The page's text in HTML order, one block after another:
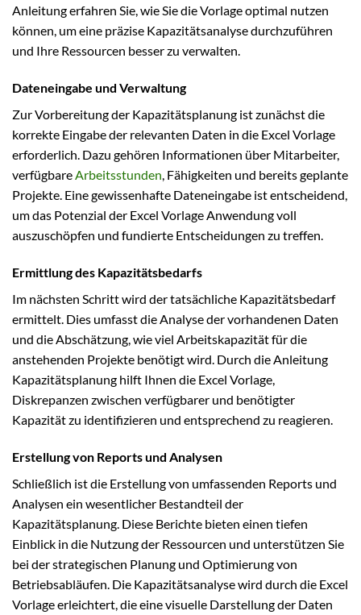
Anleitung erfahren Sie, wie Sie die Vorlage optimal nutzen
können, um eine präzise Kapazitätsanalyse durchzuführen
und Ihre Ressourcen besser zu verwalten.
Dateneingabe und Verwaltung
Zur Vorbereitung der Kapazitätsplanung ist zunächst die
korrekte Eingabe der relevanten Daten in die Excel Vorlage
erforderlich. Dazu gehören Informationen über Mitarbeiter,
verfügbareArbeitsstunden, Fähigkeiten und bereits geplante
Projekte. Eine gewissenhafte Dateneingabe ist entscheidend,
um das Potenzial der Excel Vorlage Anwendung voll
auszuschöpfen und fundierte Entscheidungen zu treffen.
Ermittlung des Kapazitätsbedarfs
Im nächsten Schritt wird der tatsächliche Kapazitätsbedarf
ermittelt. Dies umfasst die Analyse der vorhandenen Daten
und die Abschätzung, wie viel Arbeitskapazität für die
anstehenden Projekte benötigt wird. Durch die Anleitung
Kapazitätsplanung hilft Ihnen die Excel Vorlage,
Diskrepanzen zwischen verfügbarer und benötigter
Kapazität zu identifizieren und entsprechend zu reagieren.
Erstellung von Reports und Analysen
Schließlich ist die Erstellung von umfassenden Reports und
Analysen ein wesentlicher Bestandteil der
Kapazitätsplanung. Diese Berichte bieten einen tiefen
Einblick in die Nutzung der Ressourcen und unterstützen Sie
bei der strategischen Planung und Optimierung von
Betriebsabläufen. Die Kapazitätsanalyse wird durch die Excel
Vorlage erleichtert, die eine visuelle Darstellung der Daten